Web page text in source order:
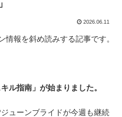
2026.06.11
情報を斜め読みする記事です。
ル指南」が始まりました。
ューンブライドが今週も継続